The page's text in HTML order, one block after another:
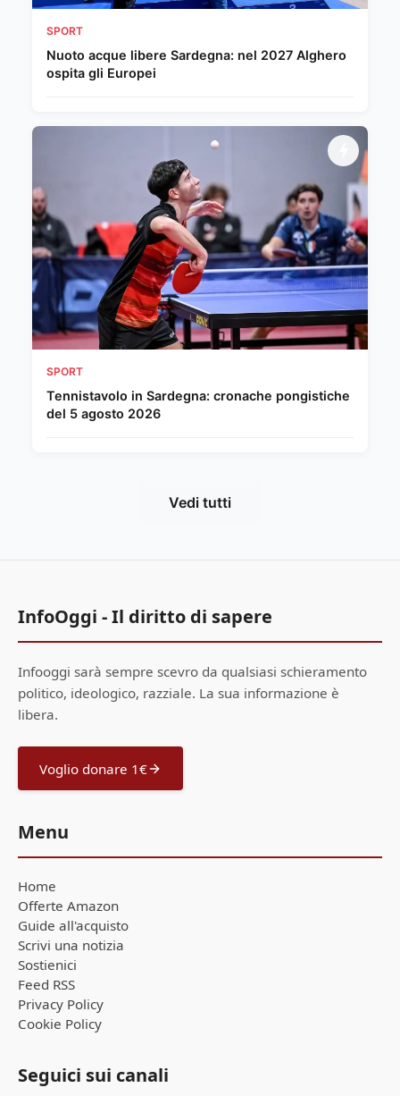
SPORT
Nuoto acque libere Sardegna: nel 2027 Alghero
ospita gli Europei
SPORT
Tennistavolo in Sardegna: cronache pongistiche
del 5 agosto 2026
Vedi tutti
InfoOggi - Il diritto di sapere
Infooggi sarà sempre scevro da qualsiasi schieramento
politico, ideologico, razziale. La sua informazione è
libera.
Voglio donare 1€
Menu
Home
Offerte Amazon
Guide all'acquisto
Scrivi una notizia
Sostienici
Feed RSS
Privacy Policy
Cookie Policy
Seguici sui canali